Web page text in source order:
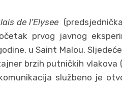
de l’Elysee
prvog javnog
u Saint Malou.
brzih putničkih vlakova
službeno je